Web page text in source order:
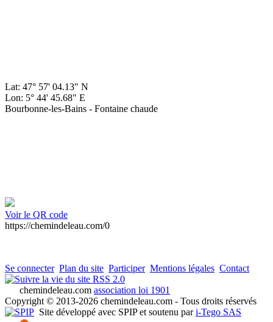
Lat: 47° 57' 04.13" N
Lon: 5° 44' 45.68" E
Bourbonne-les-Bains - Fontaine chaude
Voir le QR code
https://chemindeleau.com/0
Se connecter Plan du site Participer Mentions légales Contact
RSS 2.0
chemindeleau.com association loi 1901
Copyright © 2013-2026 chemindeleau.com - Tous droits réservés
Site développé avec SPIP et soutenu pari-Tego SAS